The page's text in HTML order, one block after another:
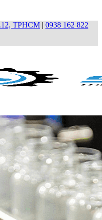
TPHCM | 0938 162 822